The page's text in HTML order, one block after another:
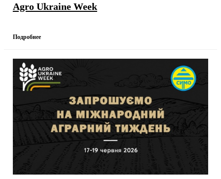
Agro Ukraine Week
Подробнее